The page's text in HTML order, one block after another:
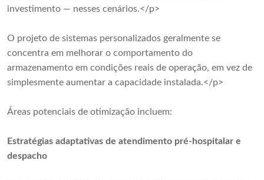
investimento — nesses cenários.</p>
O projeto de sistemas personalizados geralmente se
concentra em melhorar o comportamento do
armazenamento em condições reais de operação, em vez de
simplesmente aumentar a capacidade instalada.</p>
Áreas potenciais de otimização incluem:
Estratégias adaptativas de atendimento pré-hospitalar e
despacho